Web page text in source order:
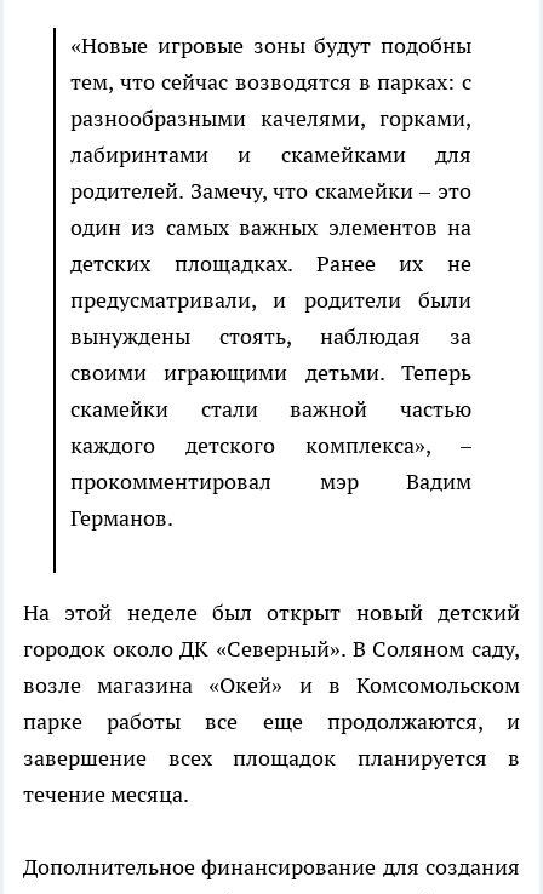
«Новые игровые зоны будут подобны
тем, что сейчас возводятся в парках: с
разнообразными качелями, горками,
лабиринтами и скамейками для
родителей. Замечу, что скамейки – это
один из самых важных элементов на
детских площадках. Ранее их не
предусматривали, и родители были
вынуждены стоять, наблюдая за
своими играющими детьми. Теперь
скамейки стали важной частью
каждого детского комплекса», –
прокомментировал мэр Вадим
Германов.
На этой неделе был открыт новый детский
городок около ДК «Северный». В Соляном саду,
возле магазина «Окей» и в Комсомольском
парке работы все еще продолжаются, и
завершение всех площадок планируется в
течение месяца.
Дополнительное финансирование для создания